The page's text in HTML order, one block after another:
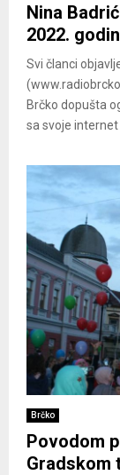
Nina
2022.
Svi članci
Brčko dopušta
sa svoje internet
Brčko
Povodom
Gradskom